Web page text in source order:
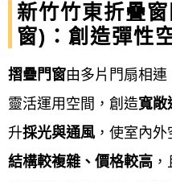
詳細規劃與簽約報價
根據丈量結果，提
劃，確認窗型、材
節，雙方同意後簽
新竹竹東折疊
窗)：創造彈性
摺疊門窗由多片門扇相連
靈活運用空間，創造寬敞
升採光與通風 ，使室內
結構較複雜、價格較高